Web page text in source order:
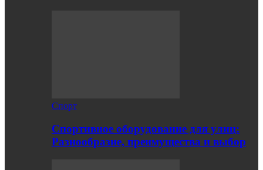
Спорт
Спортивное оборудование для улиц:
Разнообразие, преимущества и выбор